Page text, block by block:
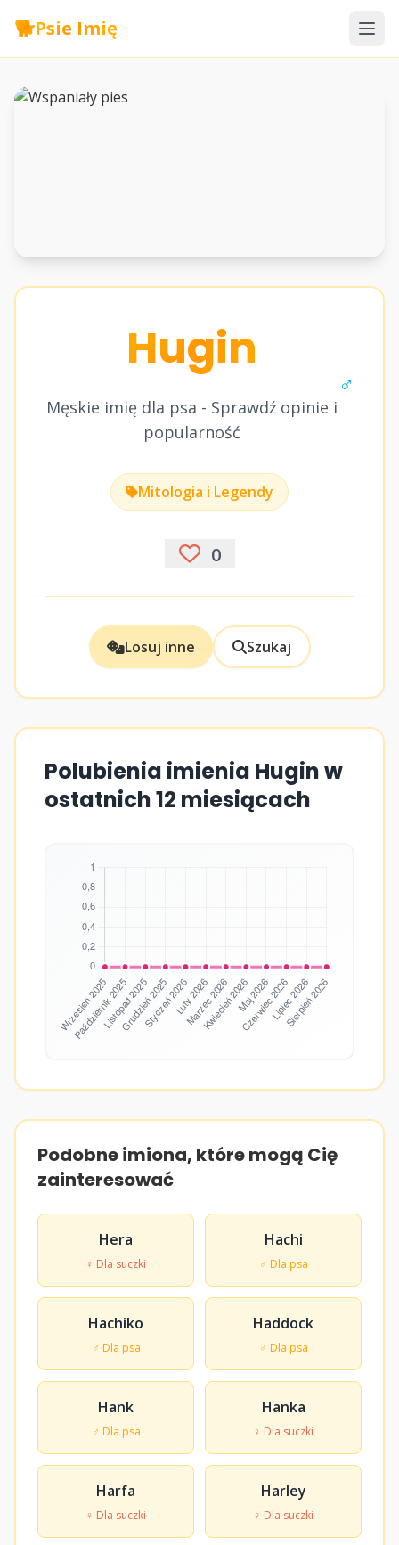
🐕Psie Imię
Hugin
Męskie imię dla psa - Sprawdź opinie i
popularność
♂
Mitologia i Legendy
0
Losuj inne Szukaj
Polubienia imienia Hugin w
ostatnich 12 miesiącach
Podobne imiona, które mogą Cię
zainteresować
Hera
♀ Dla suczki
Hachi
♂ Dla psa
Hachiko
♂ Dla psa
Haddock
♂ Dla psa
Hank
♂ Dla psa
Hanka
♀ Dla suczki
Harfa
♀ Dla suczki
Harley
♀ Dla suczki